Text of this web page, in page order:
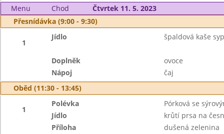
Menu
Chod
Čtvrtek 11. 5. 2023
Přesnídávka (9:00 - 9:30)
1
Jídlo špaldová kaše
Doplněk
ovoce
Nápoj
čaj
Oběd (11:30 - 13:45)
1
Polévka
Pórková se
Jídlo
krůtí prsa na
Příloha
dušená zelenina